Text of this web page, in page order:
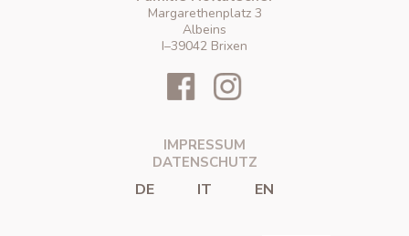
Margarethenplatz 3
Albeins
I–39042 Brixen
IMPRESSUM
DATENSCHUTZ
DE IT EN